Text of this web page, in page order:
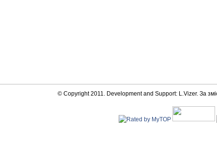
© Copyright 2011. Development and Support: L.Vizer. За